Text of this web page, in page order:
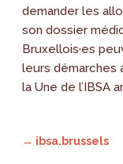
demander les
son dossier
Bruxellois·es
leurs démarches
la Une de l’IBSA
→ ibsa.brussels